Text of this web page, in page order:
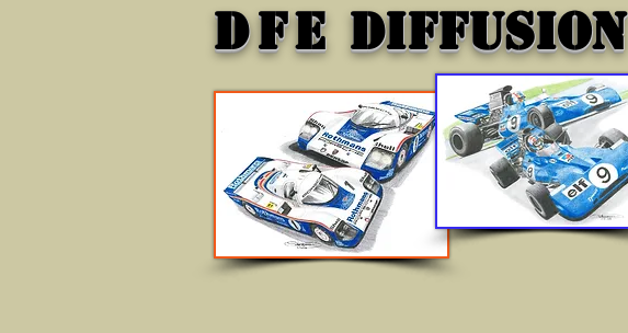
DFE DIFFUSION